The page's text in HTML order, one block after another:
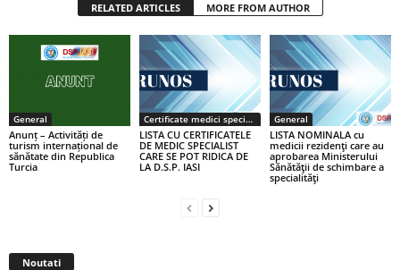
RELATED ARTICLES MORE FROM AUTHOR
General
Anunț – Activități de
turism internațional de
sănătate din Republica
Turcia
Certificate medici specialiști / primari
LISTA CU CERTIFICATELE
DE MEDIC SPECIALIST
CARE SE POT RIDICA DE
LA D.S.P. IASI
General
LISTA NOMINALA cu
medicii rezidenţi care au
aprobarea Ministerului
Sănătăţii de schimbare a
specialităţi
Noutati